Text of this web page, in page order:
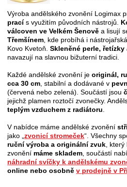
Výroba andělského zvonění Logimax
pracís využitím původních nástrojů.
válcoven ve Velkém Šenově a lisují
Třemšínem , kde probíhá i
Kovo Kvetoň. Skleněné perle,
navazují na slavnou bižuterní tradici.
Každé andělské zvonění je originál,
cca 30 cm , stabilní a dodávané v
(červená nebo zelená). Součástí jsou
jejichž plamen roztočí zvonečky.
teplým vzduchem z radiátoru
V nabídce máme andělské zvonění
jako „ zvonicí stromeček“. Všechny
ruční výroba a originální zvuk , který
zvonění máme skladem , součástí
náhradní svíčky k andělskému
online nebo osobně v prodejně v